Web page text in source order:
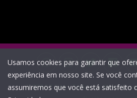
©ZPRO7 Site - Todos os direitos
Usamos cookies para garantir que
experiência em nosso site. Se você
assumiremos que você está satisfeito